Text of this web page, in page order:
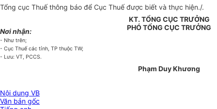
Tổng cục Thuế thông báo để Cục Thuế được biết và thực hiện./.
Nơi nhận:
- Như trên;
- Cục Thuế các tỉnh, TP thuộc TW;
- Lưu: VT, PCCS.
KT. TỔNG CỤC TRƯỞNG
PHÓ TỔNG CỤC TRƯỞNG
Phạm Duy Khương
Nội dung VB
Văn bản gốc